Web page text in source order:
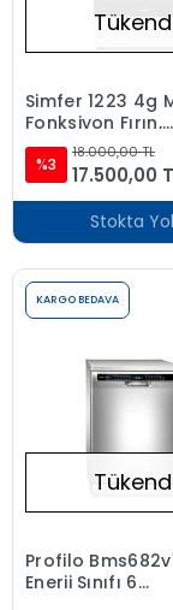
Simfer 1223 4g
Fonksiyon Fırın,
Dijital Saat, Tel
%3
18.000,00 TL
17.500,00
Stokta
KARGO BEDAVA
Profilo
Enerji Sınıfı 6